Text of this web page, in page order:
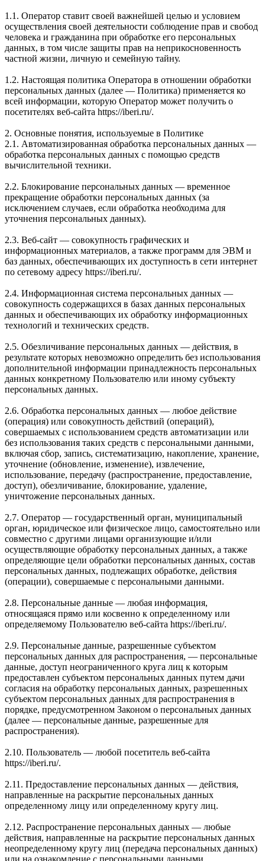
1.1. Оператор ставит своей важнейшей целью и условием
осуществления своей деятельности соблюдение прав и свобод
человека и гражданина при обработке его персональных
данных, в том числе защиты прав на неприкосновенность
частной жизни, личную и семейную тайну.
1.2. Настоящая политика Оператора в отношении обработки
персональных данных (далее — Политика) применяется ко
всей информации, которую Оператор может получить о
посетителях веб-сайта https://iberi.ru/.
2. Основные понятия, используемые в Политике
2.1. Автоматизированная обработка персональных данных —
обработка персональных данных с помощью средств
вычислительной техники.
2.2. Блокирование персональных данных — временное
прекращение обработки персональных данных (за
исключением случаев, если обработка необходима для
уточнения персональных данных).
2.3. Веб-сайт — совокупность графических и
информационных материалов, а также программ для ЭВМ и
баз данных, обеспечивающих их доступность в сети интернет
по сетевому адресу https://iberi.ru/.
2.4. Информационная система персональных данных —
совокупность содержащихся в базах данных персональных
данных и обеспечивающих их обработку информационных
технологий и технических средств.
2.5. Обезличивание персональных данных — действия, в
результате которых невозможно определить без использования
дополнительной информации принадлежность персональных
данных конкретному Пользователю или иному субъекту
персональных данных.
2.6. Обработка персональных данных — любое действие
(операция) или совокупность действий (операций),
совершаемых с использованием средств автоматизации или
без использования таких средств с персональными данными,
включая сбор, запись, систематизацию, накопление, хранение,
уточнение (обновление, изменение), извлечение,
использование, передачу (распространение, предоставление,
доступ), обезличивание, блокирование, удаление,
уничтожение персональных данных.
2.7. Оператор — государственный орган, муниципальный
орган, юридическое или физическое лицо, самостоятельно или
совместно с другими лицами организующие и/или
осуществляющие обработку персональных данных, а также
определяющие цели обработки персональных данных, состав
персональных данных, подлежащих обработке, действия
(операции), совершаемые с персональными данными.
2.8. Персональные данные — любая информация,
относящаяся прямо или косвенно к определенному или
определяемому Пользователю веб-сайта https://iberi.ru/.
2.9. Персональные данные, разрешенные субъектом
персональных данных для распространения, — персональные
данные, доступ неограниченного круга лиц к которым
предоставлен субъектом персональных данных путем дачи
согласия на обработку персональных данных, разрешенных
субъектом персональных данных для распространения в
порядке, предусмотренном Законом о персональных данных
(далее — персональные данные, разрешенные для
распространения).
2.10. Пользователь — любой посетитель веб-сайта
https://iberi.ru/.
2.11. Предоставление персональных данных — действия,
направленные на раскрытие персональных данных
определенному лицу или определенному кругу лиц.
2.12. Распространение персональных данных — любые
действия, направленные на раскрытие персональных данных
неопределенному кругу лиц (передача персональных данных)
или на ознакомление с персональными данными